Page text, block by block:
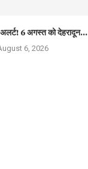
अलर्ट! 6 अगस्त को देहरादून...
6, 2026